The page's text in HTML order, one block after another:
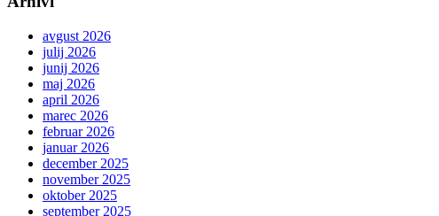
avgust 2026
julij 2026
junij 2026
maj 2026
april 2026
marec 2026
februar 2026
januar 2026
december 2025
november 2025
oktober 2025
september 2025